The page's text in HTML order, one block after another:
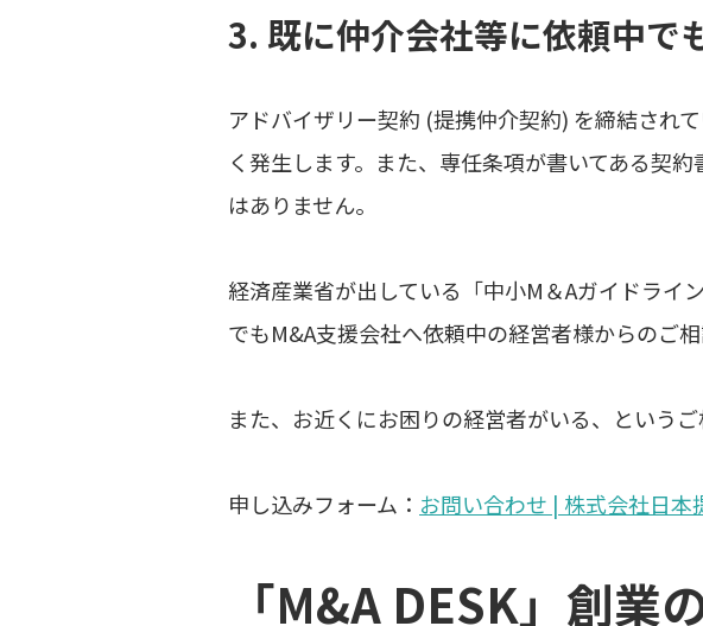
3. 既に仲介会社等に依頼中で
アドバイザリー契約 (提携仲介契約) を締結され
く発生します。また、専任条項が書いてある契
はありません。
経済産業省が出している「中小M＆Aガイドライ
でもM&A支援会社へ依頼中の経営者様からのご相
また、お近くにお困りの経営者がいる、という
申し込みフォーム： お問い合わせ | 株式会社日
「M&A DESK」創業